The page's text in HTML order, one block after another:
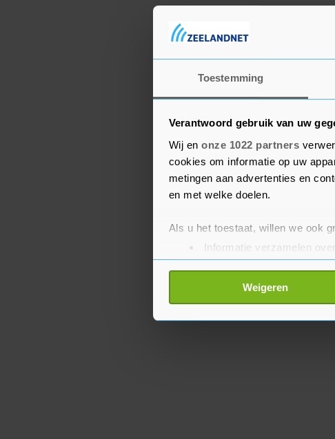
Toestemming
Verantwoord gebruik van uw
Wij en onze 1022 partners
cookies om informatie op uw
metingen aan advertenties en
en met welke doelen.
Als u het toestaat, willen we ook
Informatie verzamelen
Uw apparaat identificeren
Lees meer over hoe uw
toestemming op elk moment
Weigeren
In de eerste week van de
voor de Belgische ploeg.
der Poel sprintte Philipsen
hebben een droomweek
zijn ontspannen voor wat
Poel.